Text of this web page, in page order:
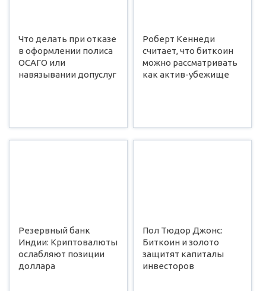
Что делать при отказе
в оформлении полиса
ОСАГО или
навязывании допуслуг
Роберт Кеннеди
считает, что биткоин
можно рассматривать
как актив-убежище
Резервный банк
Индии: Криптовалюты
ослабляют позиции
доллара
Пол Тюдор Джонс:
Биткоин и золото
защитят капиталы
инвесторов